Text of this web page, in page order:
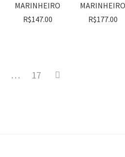
MARINHEIRO
R$147.00
MARINHEIRO
R$177.00
… 17